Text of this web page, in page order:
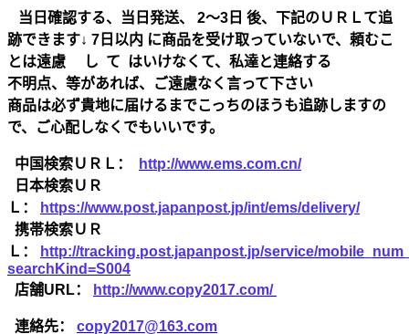
当日確認する、当日発送、 2～3日 後、下記のＵＲＬて追
跡できます↓ 7日以内 に商品を受け取っていないで、頼むこ
とは遠慮 し て はいけなくて、私達と連絡する
不明点、等があれば、ご遠慮なく言って下さい
商品は必ず貴地に届けるまでこっちのほうも追跡しますの
で、ご心配しなくでもいいです。
中国検索ＵＲＬ：
http://www.ems.com.cn/
日本検索ＵＲ
Ｌ：
https://www.post.japanpost.jp/int/ems/delivery/
携帯検索ＵＲ
Ｌ：
http://tracking.post.japanpost.jp/service/
searchKind=S004
店舗URL：
http://www.copy2017.com/
連絡先： copy2017@163.com